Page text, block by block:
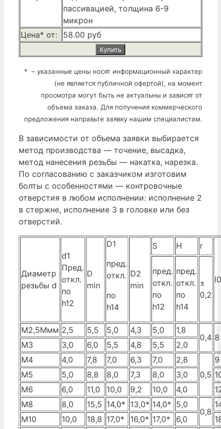
пассивацией, толщина 6-9
микрон
Цена* от:
58.00 руб
Купить
* – указанные цены носят информационный характер
(не является публичной офертой), на момент
просмотра могут быть не актуальны и зависят от
объема заказа. Для получения коммерческого
предложения направьте заявку нашим специалистам.
В зависимости от объема заявки выбирается
метод производства — точение, высадка,
метод нанесения резьбы — накатка, нарезка.
По согласованию с заказчиком изготовим
болты с особенностями — контровочные
отверстия в любом исполнении: исполнение 2
в стержне, исполнение 3 в головке или без
отверстий.
Диаметр
резьбы d
d1
Пред.
откл.
по
h12
D
min
D1
пред.
откл.
по
h14
D2
min
S H r
l0
пред.
откл.
по
h12
пред.
откл.
по
h14
±
0,2
M2,5Ммм 2,5 5,5 5,0 4,3 5,0 1,8
0,4 8
M3 3,0 6,0 5,5 4,8 5,5
2,0
М4
4,0 7,8 7,0 6,3 7,0
2,8
0,5
9
М5
5,0 8,8 8,0 7,3 8,0 3,0
М6
6,0 11,0 10,0 9,2 10,0 4,0
М8
8,0 15,5 14,0* 13,0* 14,0* 5,0
0,8
М10
10,0 18,8 17,0* 16,0* 17,0* 6,0